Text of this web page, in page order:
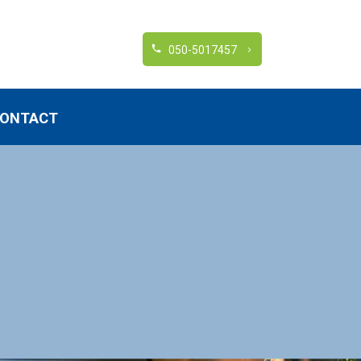
h 050-5017457